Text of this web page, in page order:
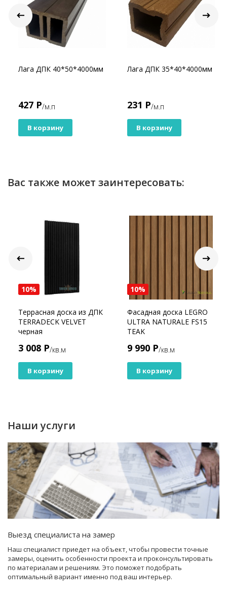
Лага ДПК 40*50*4000мм
427 Р/м.п
В корзину
Лага ДПК 35*40*4000мм
231 Р/м.п
В корзину
Вас также может заинтересовать:
10%
Террасная доска из ДПК
TERRADECK VELVET
черная
3 008 Р/кв.м
В корзину
10%
Фасадная доска LEGRO
ULTRA NATURALE FS15
TEAK
9 990 Р/кв.м
В корзину
Наши услуги
Выезд специалиста на замер
Наш специалист приедет на объект, чтобы провести точные
замеры, оценить особенности проекта и проконсультировать
по материалам и решениям. Это поможет подобрать
оптимальный вариант именно под ваш интерьер.